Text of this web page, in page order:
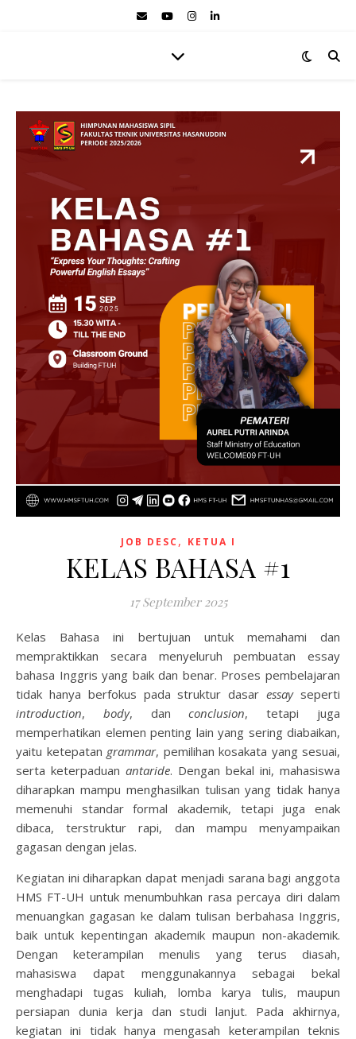
JOB DESC , KETUA I
KELAS BAHASA #1
17 September 2025
Kelas Bahasa ini bertujuan untuk memahami dan
mempraktikkan secara menyeluruh pembuatan essay
bahasa Inggris yang baik dan benar. Proses pembelajaran
tidak hanya berfokus pada struktur dasaressayseperti
introduction, body, danconclusion, tetapi juga
memperhatikan elemen penting lain yang sering diabaikan,
yaitu ketepatan grammar, pemilihan kosakata yang sesuai,
serta keterpaduan antaride. Dengan bekal ini, mahasiswa
diharapkan mampu menghasilkan tulisan yang tidak hanya
memenuhi standar formal akademik, tetapi juga enak
dibaca, terstruktur rapi, dan mampu menyampaikan
gagasan dengan jelas.
Kegiatan ini diharapkan dapat menjadi sarana bagi anggota
HMS FT-UH untuk menumbuhkan rasa percaya diri dalam
menuangkan gagasan ke dalam tulisan berbahasa Inggris,
baik untuk kepentingan akademik maupun non-akademik.
Dengan keterampilan menulis yang terus diasah,
mahasiswa dapat menggunakannya sebagai bekal
menghadapi tugas kuliah, lomba karya tulis, maupun
persiapan dunia kerja dan studi lanjut. Pada akhirnya,
kegiatan ini tidak hanya mengasah keterampilan teknis